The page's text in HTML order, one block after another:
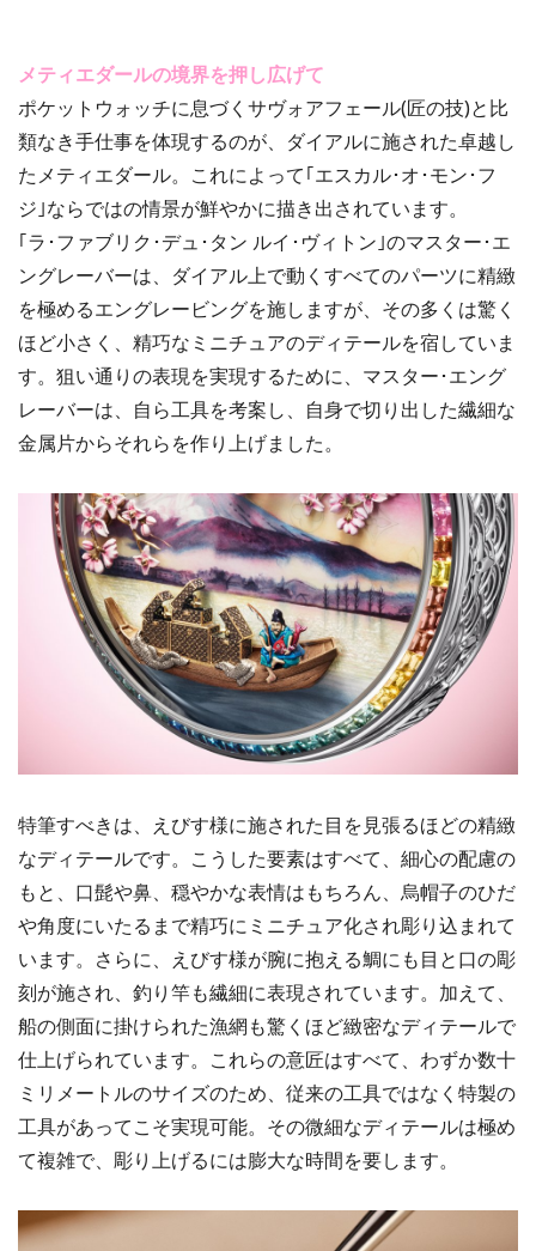
メティエダールの境界を押し広げて
ポケットウォッチに息づくサヴォアフェール(匠の技)と比
類なき手仕事を体現するのが、ダイアルに施された卓越し
たメティエダール。これによって｢エスカル･オ･モン･フ
ジ｣ならではの情景が鮮やかに描き出されています。
｢ラ･ファブリク･デュ･タン ルイ･ヴィトン｣のマスター･エ
ングレーバーは、ダイアル上で動くすべてのパーツに精緻
を極めるエングレービングを施しますが、その多くは驚く
ほど小さく、精巧なミニチュアのディテールを宿していま
す。狙い通りの表現を実現するために、マスター･エング
レーバーは、自ら工具を考案し、自身で切り出した繊細な
金属片からそれらを作り上げました。
特筆すべきは、えびす様に施された目を見張るほどの精緻
なディテールです。こうした要素はすべて、細心の配慮の
もと、口髭や鼻、穏やかな表情はもちろん、烏帽子のひだ
や角度にいたるまで精巧にミニチュア化され彫り込まれて
います。さらに、えびす様が腕に抱える鯛にも目と口の彫
刻が施され、釣り竿も繊細に表現されています。加えて、
船の側面に掛けられた漁網も驚くほど緻密なディテールで
仕上げられています。これらの意匠はすべて、わずか数十
ミリメートルのサイズのため、従来の工具ではなく特製の
工具があってこそ実現可能。その微細なディテールは極め
て複雑で、彫り上げるには膨大な時間を要します。